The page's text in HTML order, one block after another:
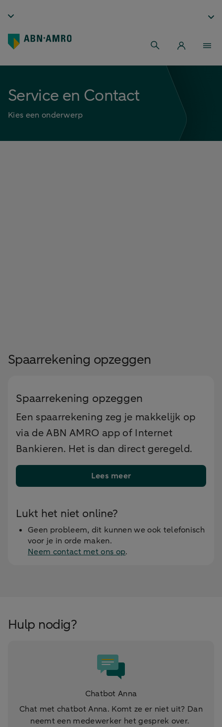
Service en Contact
Kies een onderwerp
Spaarrekening opzeggen
Spaarrekening opzeggen
Een spaarrekening zeg je makkelijk op
via de ABN AMRO app of Internet
Bankieren. Het is dan direct geregeld.
Lees meer
Lukt het niet online?
Geen probleem, dit kunnen we ook telefonisch
voor je in orde maken.
Neem contact met ons op.
Hulp nodig?
Chatbot Anna
Chat met chatbot Anna. Komt ze er niet uit? Dan
neemt een medewerker het gesprek over.